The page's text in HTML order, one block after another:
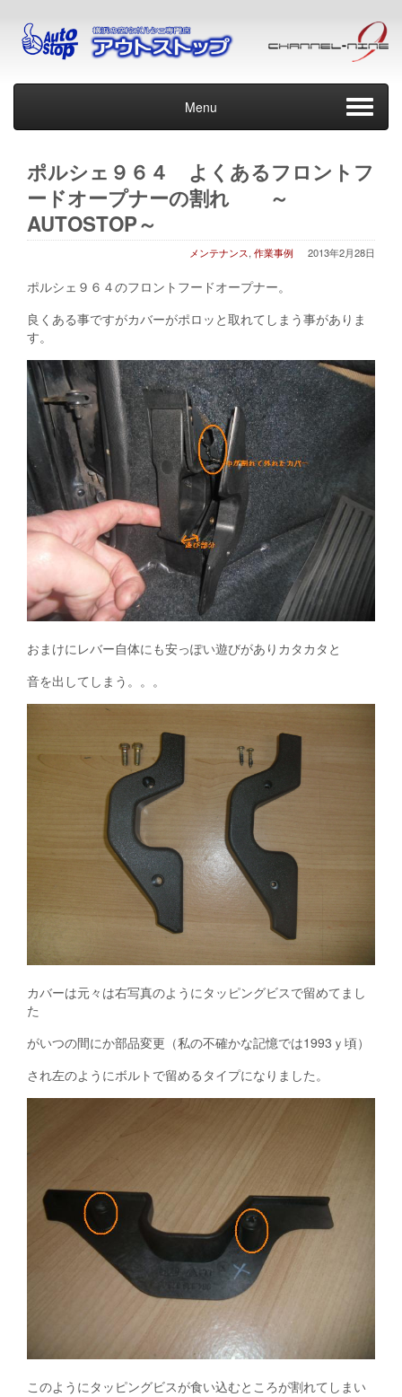
Menu
ポルシェ９６４ よくあるフロントフ
ードオープナーの割れ ～
AUTOSTOP～
2013年2月28日
メンテナンス, 作業事例
ポルシェ９６４のフロントフードオープナー。
良くある事ですがカバーがポロッと取れてしまう事がありま
す。
おまけにレバー自体にも安っぽい遊びがありカタカタと
音を出してしまう。。。
カバーは元々は右写真のようにタッピングビスで留めてまし
た
がいつの間にか部品変更（私の不確かな記憶では1993ｙ頃）
され左のようにボルトで留めるタイプになりました。
このようにタッピングビスが食い込むところが割れてしまい